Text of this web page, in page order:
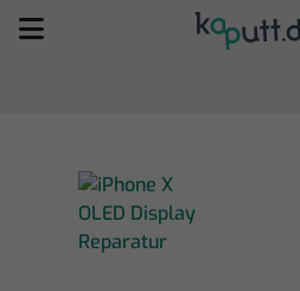
Selbst reparieren